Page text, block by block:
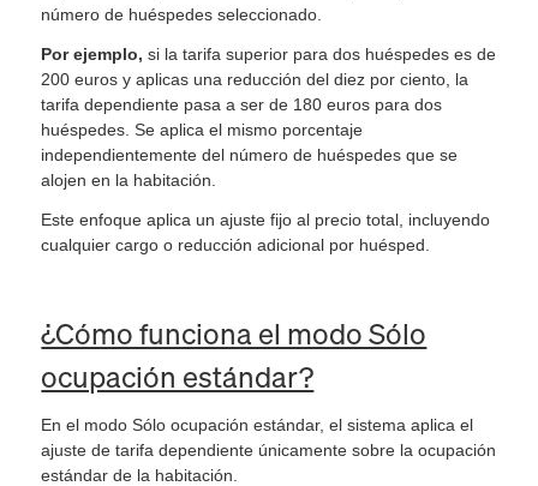
número de huéspedes seleccionado.
Por ejemplo, si la tarifa superior para dos huéspedes es de
200 euros y aplicas una reducción del diez por ciento, la
tarifa dependiente pasa a ser de 180 euros para dos
huéspedes. Se aplica el mismo porcentaje
independientemente del número de huéspedes que se
alojen en la habitación.
Este enfoque aplica un ajuste fijo al precio total, incluyendo
cualquier cargo o reducción adicional por huésped.
¿Cómo funciona el modo Sólo
ocupación estándar?
En el modo Sólo ocupación estándar, el sistema aplica el
ajuste de tarifa dependiente únicamente sobre la ocupación
estándar de la habitación.